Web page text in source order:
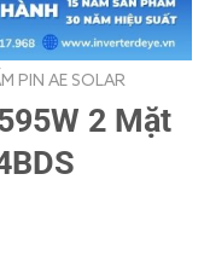
PIN AE SOLAR
2 Mặt